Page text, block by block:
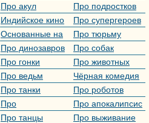
Про акул
Про подростков
Индийское кино
Про супергероев
Основанные на
реальных
событиях
Про тюрьму
Про динозавров
Про собак
Про гонки
Про животных
Про ведьм
Чёрная комедия
Про танки
Про роботов
Про
инопланетян
Про апокалипсис
Про танцы
Про выживание